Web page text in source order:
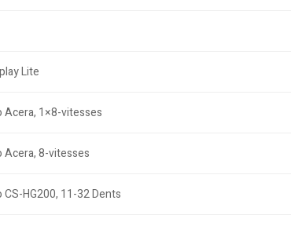
Lite
Acera, 1×8-vitesses
Acera, 8-vitesses
CS-HG200, 11-32 Dents